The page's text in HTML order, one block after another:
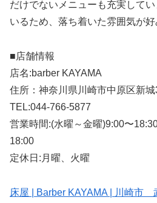
だけでないメニューも充実して
いるため、落ち着いた雰囲気が好
■店舗情報
店名:barber KAYAMA
住所：神奈川県川崎市中原区新
TEL:044-766-5877
営業時間:(水曜～金曜)9:00〜
18:00
定休日:月曜、火曜
床屋 | Barber KAYAMA | 川崎市